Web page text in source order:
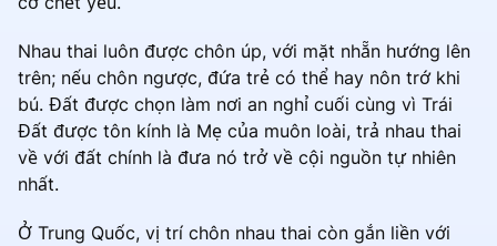
Nhau thai luôn được chôn úp, với mặt nhẵn hướng lên
trên; nếu chôn ngược, đứa trẻ có thể hay nôn trớ khi
bú. Đất được chọn làm nơi an nghỉ cuối cùng vì Trái
Đất được tôn kính là Mẹ của muôn loài, trả nhau thai
về với đất chính là đưa nó trở về cội nguồn tự nhiên
nhất.
Ở Trung Quốc, vị trí chôn nhau thai còn gắn liền với